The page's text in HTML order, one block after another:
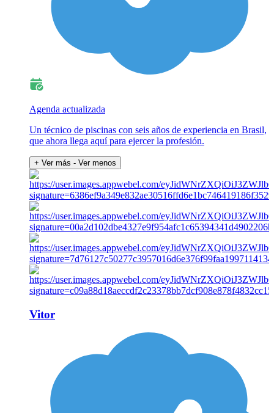
Agenda actualizada
Un técnico de piscinas con seis años de experiencia en Brasil,
que ahora llega aquí para ejercer la profesión.
+ Ver más - Ver menos
Vitor